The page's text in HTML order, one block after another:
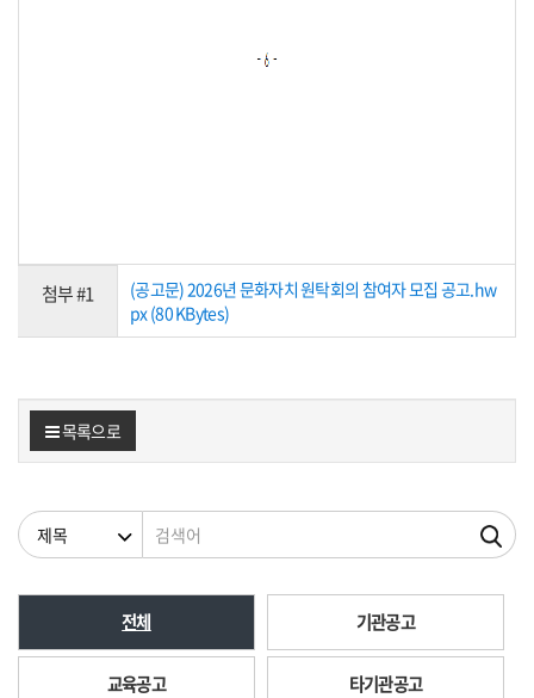
첨부 #1
(공고문) 2026년 문화자치 원탁회의 참여자 모집 공고.hw
px (80 KBytes)
목록으로
검색조건 검색어
전체 기관공고
교육공고 타기관공고